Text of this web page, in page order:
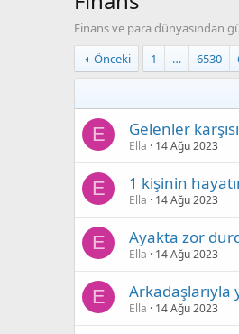
Finans ve para dünyasından
Önceki
1 … 6530
E Gelenler
Ella 14 Ağu 2023
E 1 kişinin
Ella 14 Ağu 2023
E Ayakta zor
Ella 14 Ağu 2023
E
Ella 14 Ağu 2023